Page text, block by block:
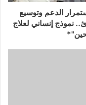
الدعم وتوسيع
نموذج إنساني لعلاج